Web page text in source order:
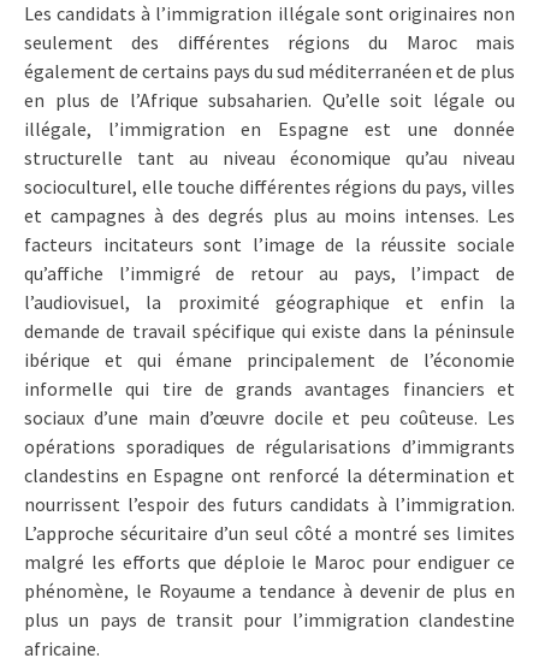
Les candidats à l’immigration illégale sont originaires non
seulement des différentes régions du Maroc mais
également de certains pays du sud méditerranéen et de plus
en plus de l’Afrique subsaharien. Qu’elle soit légale ou
illégale, l’immigration en Espagne est une donnée
structurelle tant au niveau économique qu’au niveau
socioculturel, elle touche différentes régions du pays, villes
et campagnes à des degrés plus au moins intenses. Les
facteurs incitateurs sont l’image de la réussite sociale
qu’affiche l’immigré de retour au pays, l’impact de
l’audiovisuel, la proximité géographique et enfin la
demande de travail spécifique qui existe dans la péninsule
ibérique et qui émane principalement de l’économie
informelle qui tire de grands avantages financiers et
sociaux d’une main d’œuvre docile et peu coûteuse. Les
opérations sporadiques de régularisations d’immigrants
clandestins en Espagne ont renforcé la détermination et
nourrissent l’espoir des futurs candidats à l’immigration.
L’approche sécuritaire d’un seul côté a montré ses limites
malgré les efforts que déploie le Maroc pour endiguer ce
phénomène, le Royaume a tendance à devenir de plus en
plus un pays de transit pour l’immigration clandestine
africaine.